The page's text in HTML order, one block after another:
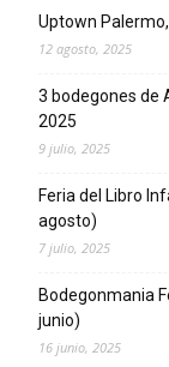
Uptown
12 agosto, 2025
3 bodegones de
2025
9 julio, 2025
Feria del Libro
agosto)
7 julio, 2025
Bodegonmania
junio)
16 junio, 2025